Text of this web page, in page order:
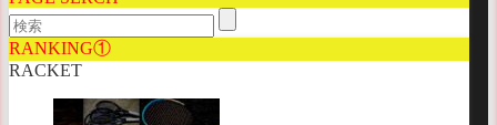
RANKING①
RACKET